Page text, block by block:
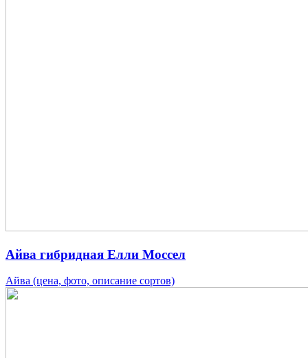
Айва гибридная Елли Моссел
Айва (цена, фото, описание сортов)